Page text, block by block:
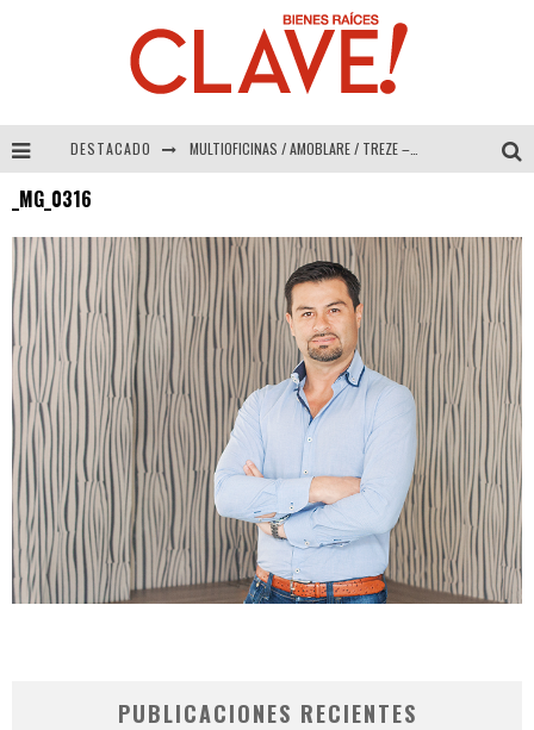
DESTACADO MULTIOFICINAS / AMOBLARE / TREZE – Especial Interiorismo & Decoración 2026
COLINEAL – Especial Interiorismo & Decoración 2026
ADRIANA HOYOS DESIGN STUDIO – Especial Interiorismo & Decoración 2026
_MG_0316
PUBLICACIONES RECIENTES